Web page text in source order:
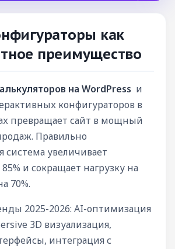
как
преимущество
на WordPress и
конфигураторов в
превращает сайт в мощный
Правильно
система увеличивает
и сокращает нагрузку на
70%.
2025-2026: AI-оптимизация
3D визуализация,
интеграция с